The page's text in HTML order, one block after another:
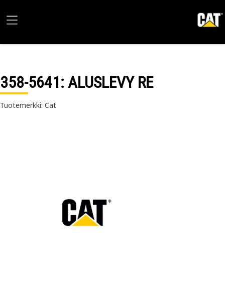
358-5641: ALUSLEVY RE
Tuotemerkki: Cat